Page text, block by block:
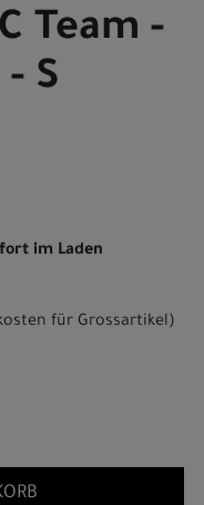
Team -
S
im Laden
für Grossartikel)